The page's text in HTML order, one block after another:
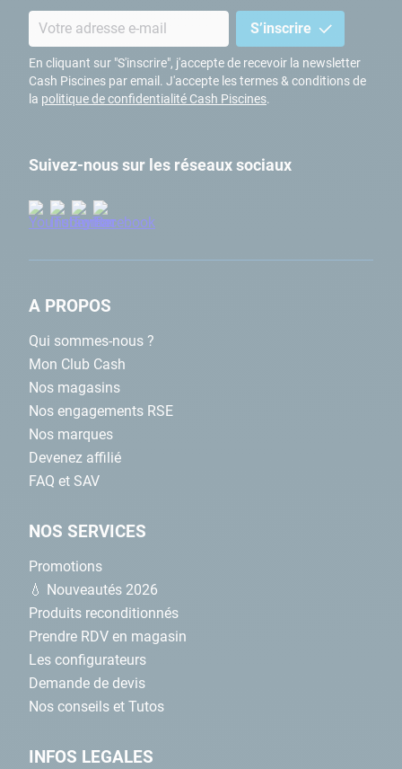
S’inscrire
En cliquant sur "S'inscrire", j'accepte de recevoir la newsletter
Cash Piscines par email. J'accepte les termes & conditions de
la politique de confidentialité Cash Piscines.
Suivez-nous sur les réseaux sociaux
A PROPOS
Qui sommes-nous ?
Mon Club Cash
Nos magasins
Nos engagements RSE
Nos marques
Devenez affilié
FAQ et SAV
NOS SERVICES
Promotions
💧 Nouveautés 2026
Produits reconditionnés
Prendre RDV en magasin
Les configurateurs
Demande de devis
Nos conseils et Tutos
INFOS LEGALES